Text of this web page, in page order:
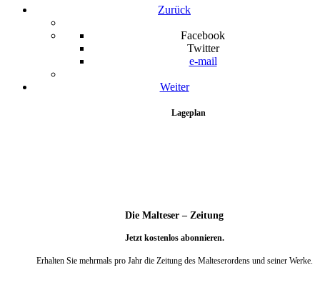
Zurück
Facebook
Twitter
e-mail
Weiter
Lageplan
Die Malteser – Zeitung
Jetzt kostenlos abonnieren.
Erhalten Sie mehrmals pro Jahr die Zeitung des Malteserordens und seiner Werke.